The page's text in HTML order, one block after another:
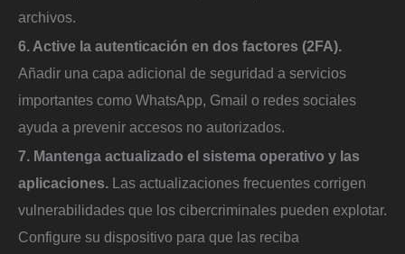
archivos.
6. Active la autenticación en dos factores (2FA).
Añadir una capa adicional de seguridad a servicios
importantes como WhatsApp, Gmail o redes sociales
ayuda a prevenir accesos no autorizados.
7. Mantenga actualizado el sistema operativo y las
aplicaciones. Las actualizaciones frecuentes corrigen
vulnerabilidades que los cibercriminales pueden explotar.
Configure su dispositivo para que las reciba